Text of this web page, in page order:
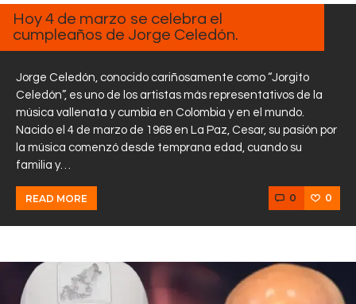
Hoy 4 de marzo se celebra el
cumpleaños de Jorge Celedón.
Jorge Celedón, conocido cariñosamente como “Jorgito
Celedón”, es uno de los artistas más representativos de la
música vallenata y cumbia en Colombia y en el mundo.
Nacido el 4 de marzo de 1968 en La Paz, Cesar, su pasión por
la música comenzó desde temprana edad, cuando su
familia y…
READ MORE 0 0